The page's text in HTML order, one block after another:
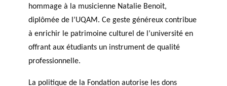
hommage à la musicienne Natalie Benoit,
diplômée de l’UQAM. Ce geste généreux contribue
à enrichir le patrimoine culturel de l’université en
offrant aux étudiants un instrument de qualité
professionnelle.
La politique de la Fondation autorise les dons